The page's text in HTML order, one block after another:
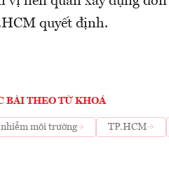
quyết định.
BÀI THEO TỪ KHOÁ
nhiễm môi trường TP.HCM